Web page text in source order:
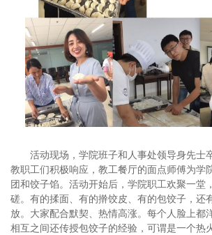
活动现场，学院班子和人事处领导身先士
教职工们积极响应，教工餐厅的面点师傅为学
团和饺子馅。活动开始后，学院职工欢聚一堂
磋。有的揉面、有的擀饺皮、有的包饺子，还
放。大家配合默契、热情高涨。每个人脸上都
相互之间还传授包饺子的经验，可谓是一个热